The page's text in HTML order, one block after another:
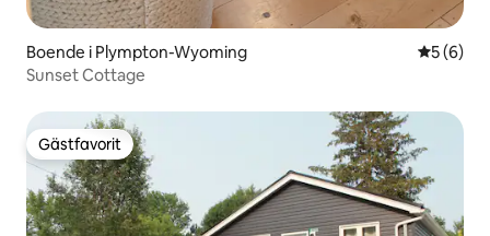
Boende i Plympton-Wyoming 5 av 5 i
5 (6)
Sunset Cottage
Gästfavorit
Gästfavorit